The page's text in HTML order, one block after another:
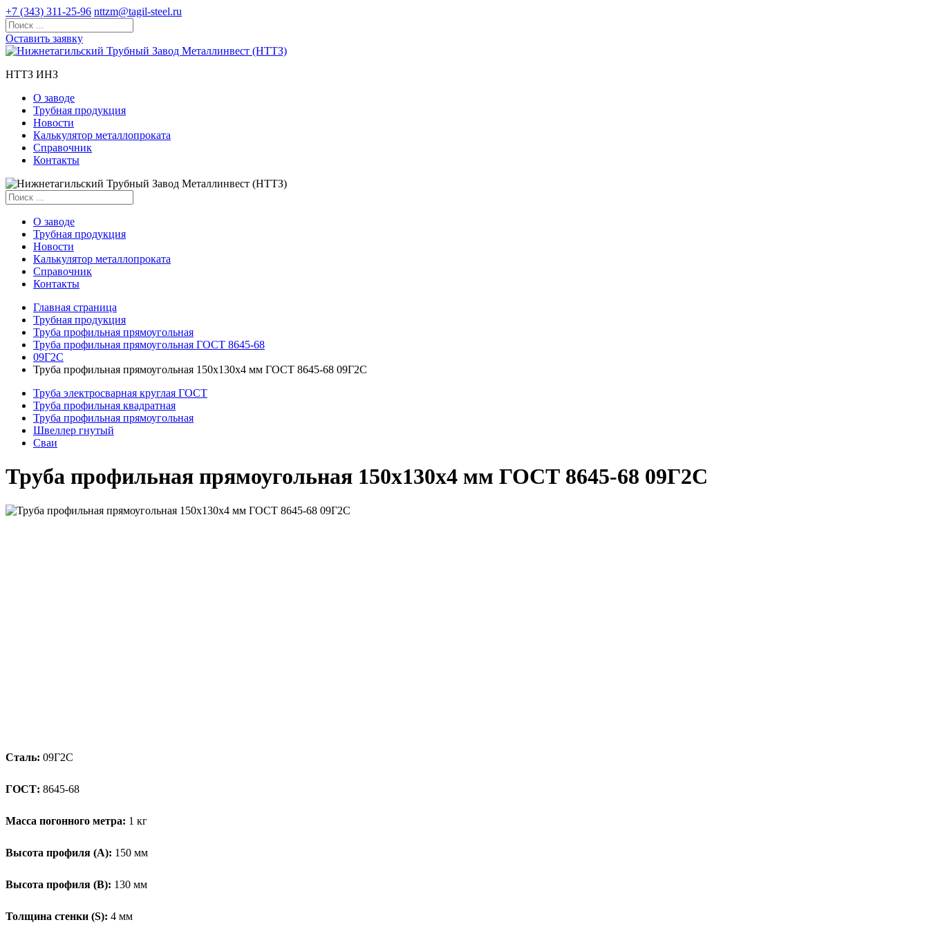
+7 (343) 311-25-96 nttzm@tagil-steel.ru
Оставить заявку
НТТЗ ИНЗ
О заводе
Трубная продукция
Новости
Калькулятор металлопроката
Справочник
Контакты
О заводе
Трубная продукция
Новости
Калькулятор металлопроката
Справочник
Контакты
Главная страница
Трубная продукция
Труба профильная прямоугольная
Труба профильная прямоугольная ГОСТ 8645-68
09Г2С
Труба профильная прямоугольная 150x130x4 мм ГОСТ 8645-68 09Г2С
Труба электросварная круглая ГОСТ
Труба профильная квадратная
Труба профильная прямоугольная
Швеллер гнутый
Сваи
Труба профильная прямоугольная 150x130x4 мм ГОСТ 8645-68 09Г2С
Сталь: 09Г2С
ГОСТ: 8645-68
Масса погонного метра: 1 кг
Высота профиля (А): 150 мм
Высота профиля (B): 130 мм
Толщина стенки (S): 4 мм